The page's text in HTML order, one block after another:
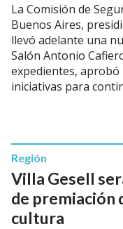
La Comisión de
Buenos Aires,
llevó adelante una
Salón Antonio
expedientes,
iniciativas para
Villa Gesell
de premiación
cultura
Región